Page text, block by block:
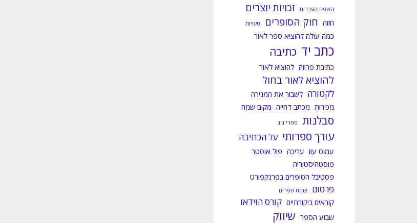
השפה העברית זכויות יוצרים
חוזה חוק הסופרים טעויות
כמה עולה להוציא ספר לאור
כתב יד כתיבה
כתיבת פרוזה להוציא לאור
להוציא לאור בחול
לקטורה לשבור את המגירה
מכירות מכתב דחייה מקום שמח
סבלנות ספרי ניב
עורך ספרותי על הכתיבה
עמוס עוז עריכה פול אוסטר
פוסטהיסטוריה
פסטיבל הסופרים בפרנקפורט
פרסום צומת ספרים
קוראים ביקורתיים קורס הוידאו
שבוע הספר שיווק